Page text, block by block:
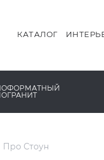
КАТАЛОГ
Про Стоун